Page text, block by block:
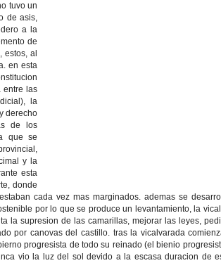
tuvo un
de asis,
a la
de
estos, al
en esta
entre las
la
derecho
de los
que se
y la
esta
donde
cada vez mas marginados. ademas se
por lo que se produce un levantamiento, la
la supresion de las camarillas, mejorar las leyes,
por canovas del castillo. tras la vicalvarada
progresista de todo su reinado (el bienio
vio la luz del sol devido a la escasa duracion de